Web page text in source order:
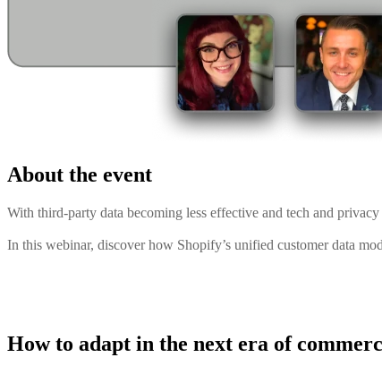
About the event
With third-party data becoming less effective and tech and
In this webinar, discover how Shopify’s unified customer data
How to adapt in the next era of